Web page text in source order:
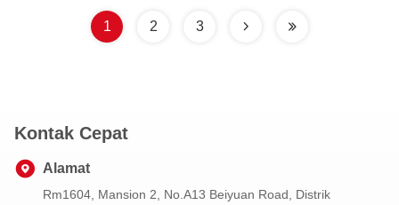
1 2 3
Kontak Cepat
Alamat
Rm1604, Mansion 2, No.A13 Beiyuan Road, Distrik